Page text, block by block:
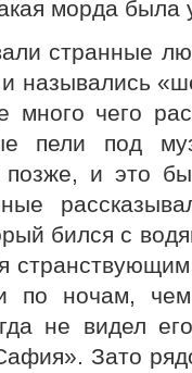
морда
странные
назывались
чего
пели под
и это
бился с
по ночам,
не видел
Зато